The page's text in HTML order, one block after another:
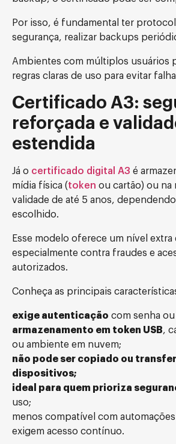
Por isso, é fundamental ter
segurança, realizar backups
Ambientes com múltiplos usuários
regras claras de uso para evitar
Certificado A3:
reforçada e
estendida
Já o certificado digital A3 é
mídia física (token ou cartão) ou na
validade de até 5 anos,
escolhido.
Esse modelo oferece um nível extra
especialmente contra fraudes e
autorizados.
Conheça as principais
exige autenticação com senha
armazenamento em token USB,
ou ambiente em nuvem;
não pode ser copiado ou
dispositivos;
ideal para quem prioriza
uso;
menos compatível com
exigem acesso contínuo.